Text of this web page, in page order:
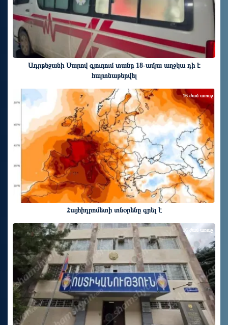
Ադրբեջանի Սարով գյուղում տանը 18-ամյա աղջկա դի է
հայտնաբերվել
Հայհիդրոմետի տնօրենը գրել է
16 ժամ առաջ
16 ժամ առաջ